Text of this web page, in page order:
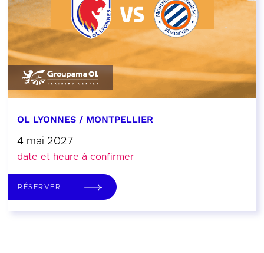
OL LYONNES / MONTPELLIER
4 mai 2027
date et heure à confirmer
RÉSERVER